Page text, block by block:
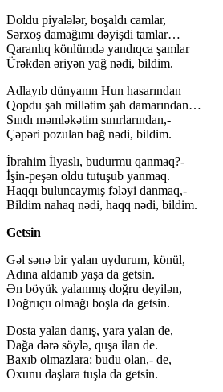
Doldu piyalələr, boşaldı camlar,
Sərxoş damağımı dəyişdi tamlar…
Qaranlıq könlümdə yandıqca şamlar
Ürəkdən əriyən yağ nədi, bildim.
Adlayıb dünyanın Hun hasarından
Qopdu şah millətim şah damarından…
Sındı məmləkətim sınırlarından,-
Çəpəri pozulan bağ nədi, bildim.
İbrahim İlyaslı, budurmu qanmaq?-
İşin-peşən oldu tutuşub yanmaq.
Haqqı buluncaymış fələyi danmaq,-
Bildim nahaq nədi, haqq nədi, bildim.
Getsin
Gəl sənə bir yalan uydurum, könül,
Adına aldanıb yaşa da getsin.
Ən böyük yalanmış doğru deyilən,
Doğruçu olmağı boşla da getsin.
Dosta yalan danış, yara yalan de,
Dağa dərə söylə, quşa ilan de.
Baxıb olmazlara: budu olan,- de,
Oxunu daşlara tuşla da getsin.